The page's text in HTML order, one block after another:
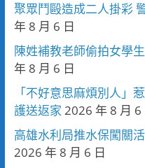
聚眾鬥毆造成二人掛彩
年 8 月 6 日
陳姓補教老師偷拍女學
年 8 月 6 日
「不好意思麻煩別人」
護送返家 2026 年 8 月 6
高雄水利局推水保闖關
2026 年 8 月 6 日